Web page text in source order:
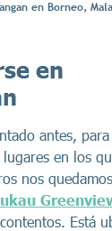
en Borneo,
en
antes,
en los
nos
Está